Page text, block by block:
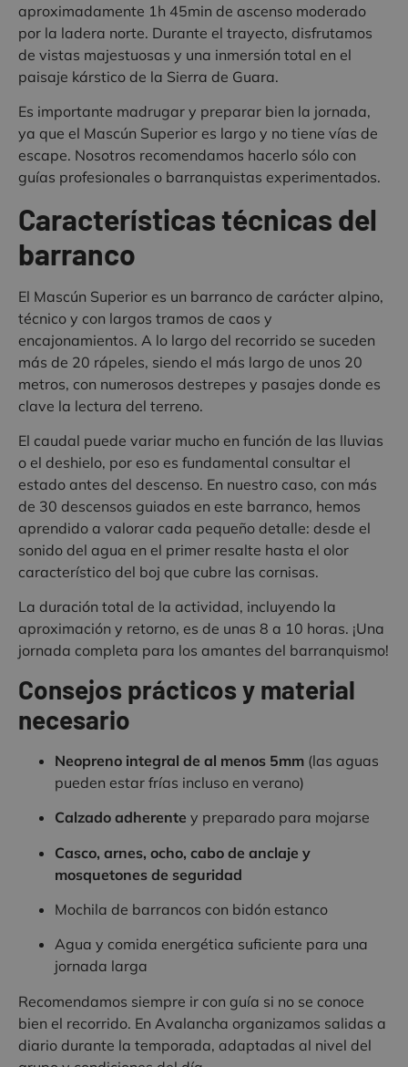
aproximadamente 1h 45min de ascenso moderado
por la ladera norte. Durante el trayecto, disfrutamos
de vistas majestuosas y una inmersión total en el
paisaje kárstico de la Sierra de Guara.
Es importante madrugar y preparar bien la jornada,
ya que el Mascún Superior es largo y no tiene vías de
escape. Nosotros recomendamos hacerlo sólo con
guías profesionales o barranquistas experimentados.
Características técnicas del
barranco
El Mascún Superior es un barranco de carácter alpino,
técnico y con largos tramos de caos y
encajonamientos. A lo largo del recorrido se suceden
más de 20 rápeles, siendo el más largo de unos 20
metros, con numerosos destrepes y pasajes donde es
clave la lectura del terreno.
El caudal puede variar mucho en función de las lluvias
o el deshielo, por eso es fundamental consultar el
estado antes del descenso. En nuestro caso, con más
de 30 descensos guiados en este barranco, hemos
aprendido a valorar cada pequeño detalle: desde el
sonido del agua en el primer resalte hasta el olor
característico del boj que cubre las cornisas.
La duración total de la actividad, incluyendo la
aproximación y retorno, es de unas 8 a 10 horas. ¡Una
jornada completa para los amantes del barranquismo!
Consejos prácticos y material
necesario
Neopreno integral de al menos 5mm (las aguas
pueden estar frías incluso en verano)
Calzado adherente y preparado para mojarse
Casco, arnes, ocho, cabo de anclaje y
mosquetones de seguridad
Mochila de barrancos con bidón estanco
Agua y comida energética suficiente para una
jornada larga
Recomendamos siempre ir con guía si no se conoce
bien el recorrido. En Avalancha organizamos salidas a
diario durante la temporada, adaptadas al nivel del